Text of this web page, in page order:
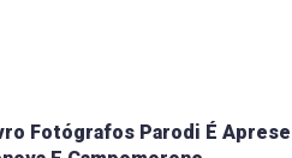
É Apresentado Em